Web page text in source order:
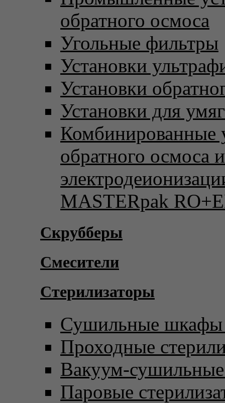
обратного осмоса
Угольные фильтры
Установки
Установки
Установки для
Комбинированные
обратного осмоса и
MASTERpak
Скрубберы
Смесители
Стерилизаторы
Сушильные шкафы
Проходные
Вакуум-
Паровые